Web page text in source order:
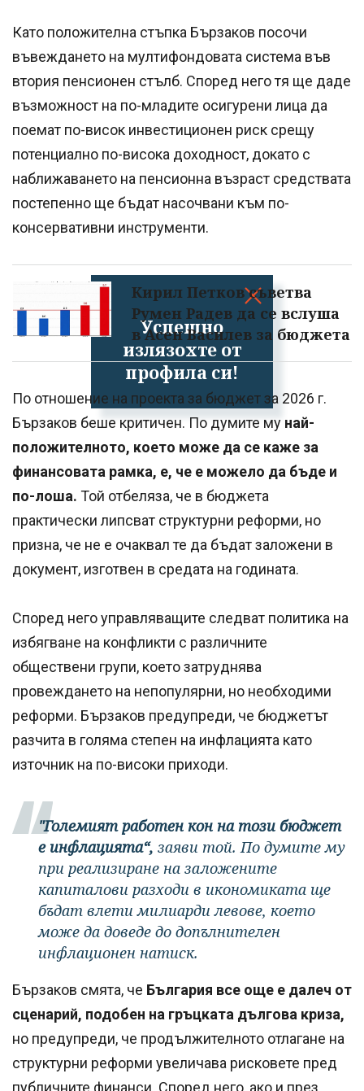
Успешно
излязохте от
профила си!
Като положителна стъпка Бързаков посочи
въвеждането на мултифондовата система във
втория пенсионен стълб. Според него тя ще даде
възможност на по-младите осигурени лица да
поемат по-висок инвестиционен риск срещу
потенциално по-висока доходност, докато с
наближаването на пенсионна възраст средствата
постепенно ще бъдат насочвани към по-
консервативни инструменти.
Кирил Петков съветва
Румен Радев да се вслуша
в Асен Василев за бюджета
По отношение на проекта за бюджет за 2026 г.
Бързаков беше критичен. По думите му най-
положителното, което може да се каже за
финансовата рамка, е, че е можело да бъде и
по-лоша. Той отбеляза, че в бюджета
практически липсват структурни реформи, но
призна, че не е очаквал те да бъдат заложени в
документ, изготвен в средата на годината.
Според него управляващите следват политика на
избягване на конфликти с различните
обществени групи, което затруднява
провеждането на непопулярни, но необходими
реформи. Бързаков предупреди, че бюджетът
разчита в голяма степен на инфлацията като
източник на по-високи приходи.
"Големият работен кон на този бюджет
е инфлацията“, заяви той. По думите му
при реализиране на заложените
капиталови разходи в икономиката ще
бъдат влети милиарди левове, което
може да доведе до допълнителен
инфлационен натиск.
Бързаков смята, че България все още е далеч от
сценарий, подобен на гръцката дългова криза,
но предупреди, че продължителното отлагане на
структурни реформи увеличава рисковете пред